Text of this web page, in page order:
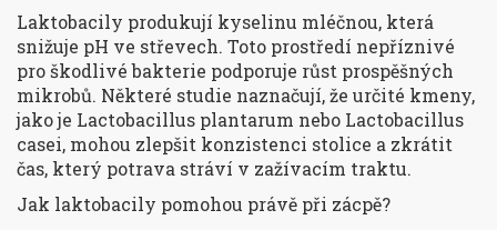
Laktobacily produkují kyselinu mléčnou, která
snižuje pH ve střevech. Toto prostředí nepříznivé
pro škodlivé bakterie podporuje růst prospěšných
mikrobů. Některé studie naznačují, že určité kmeny,
jako je Lactobacillus plantarum nebo Lactobacillus
casei, mohou zlepšit konzistenci stolice a zkrátit
čas, který potrava stráví v zažívacím traktu.
Jak laktobacily pomohou právě při zácpě?